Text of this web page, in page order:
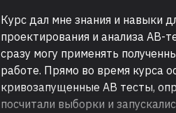
Курс дал мне знания и навыки
проектирования и анализа AB-
сразу могу применять
работе. Прямо во время курса
кривозапущенные АВ тесты,
посчитали выборки и